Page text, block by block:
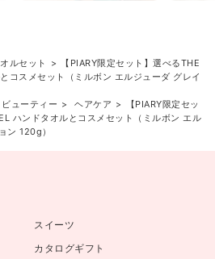
ルセット
【PIARY限定セット】選べるTHE
コスメセット（ミルボン エルジューダ グレイ
ューティー ヘアケア
【PIARY限定セッ
ハンドタオルとコスメセット（ミルボン エル
ン 120g）
スイーツ
カタログギフト